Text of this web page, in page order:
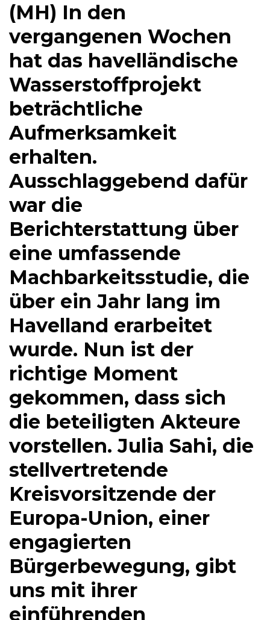
(MH) In den
vergangenen Wochen
hat das havelländische
Wasserstoffprojekt
beträchtliche
Aufmerksamkeit
erhalten.
Ausschlaggebend dafür
war die
Berichterstattung über
eine umfassende
Machbarkeitsstudie, die
über ein Jahr lang im
Havelland erarbeitet
wurde. Nun ist der
richtige Moment
gekommen, dass sich
die beteiligten Akteure
vorstellen. Julia Sahi, die
stellvertretende
Kreisvorsitzende der
Europa-Union, einer
engagierten
Bürgerbewegung, gibt
uns mit ihrer
einführenden